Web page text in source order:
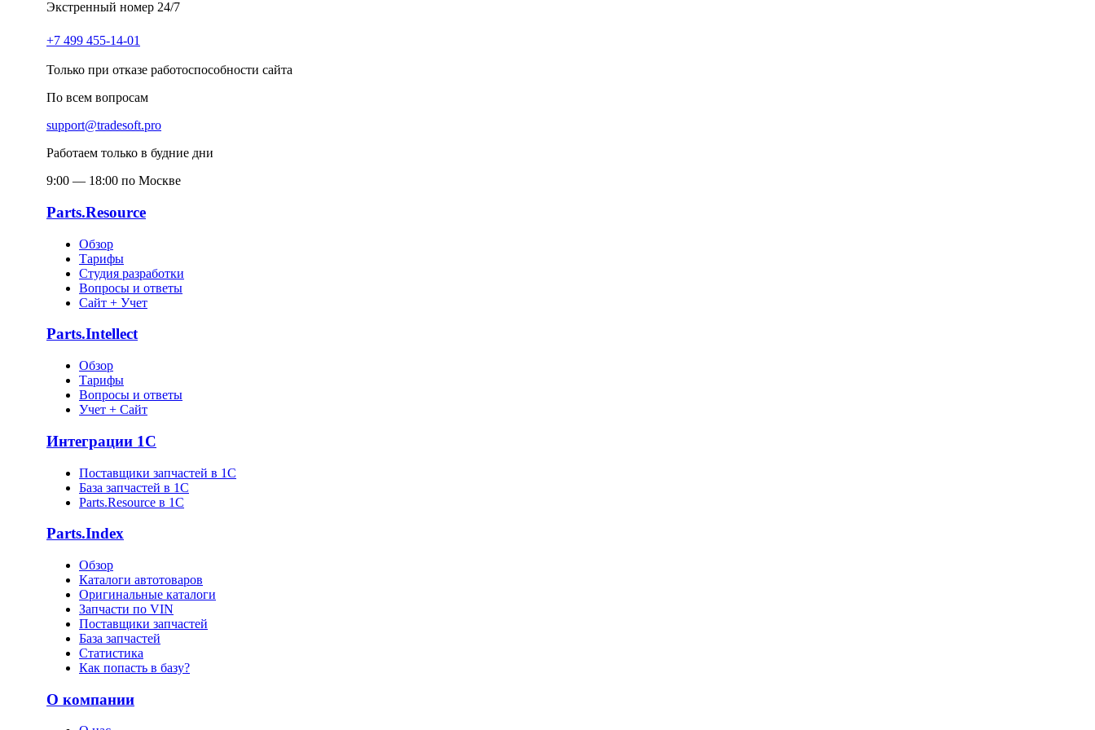
Экстренный номер 24/7
+7 499 455-14-01
Только при отказе работоспособности сайта
По всем вопросам
support@tradesoft.pro
Работаем только в будние дни
9:00 — 18:00 по Москве
Parts.Resource
Обзор
Тарифы
Студия разработки
Вопросы и ответы
Сайт + Учет
Parts.Intellect
Обзор
Тарифы
Вопросы и ответы
Учет + Сайт
Интеграции 1С
Поставщики запчастей в 1C
База запчастей в 1С
Parts.Resource в 1C
Parts.Index
Обзор
Каталоги автотоваров
Оригинальные каталоги
Запчасти по VIN
Поставщики запчастей
База запчастей
Статистика
Как попасть в базу?
О компании